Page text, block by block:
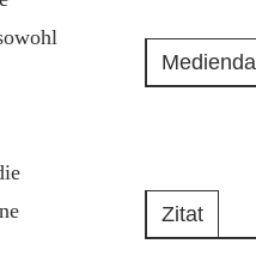
Zitat